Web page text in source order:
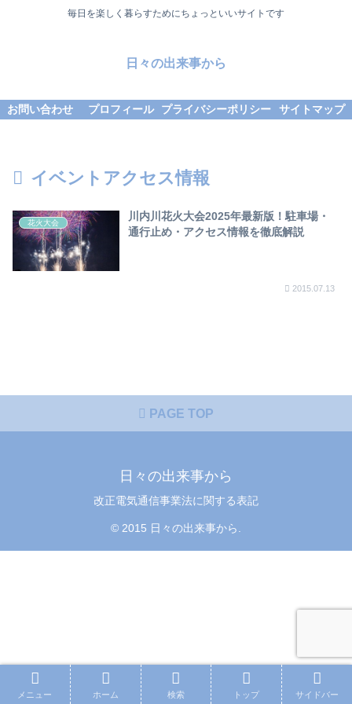
毎日を楽しく暮らすためにちょっといいサイトです
日々の出来事から
お問い合わせ プロフィール プライバシーポリシー サイトマップ
イベントアクセス情報
花火大会
川内川花火大会2025年最新版！駐車場・
通行止め・アクセス情報を徹底解説
2015.07.13
PAGE TOP
日々の出来事から
改正電気通信事業法に関する表記
© 2015 日々の出来事から.
メニュー ホーム 検索 トップ サイドバー